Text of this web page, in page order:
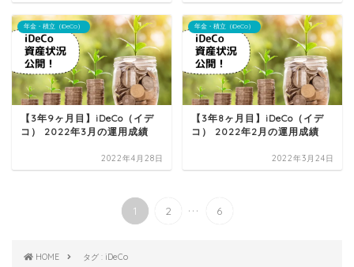
年金・積立（iDeCo）
【3年9ヶ月目】iDeCo（イデ
コ） 2022年3月の運用成績
2022年4月28日
年金・積立（iDeCo）
【3年8ヶ月目】iDeCo（イデ
コ） 2022年2月の運用成績
2022年3月24日
1 2 ... 6
HOME タグ : iDeCo